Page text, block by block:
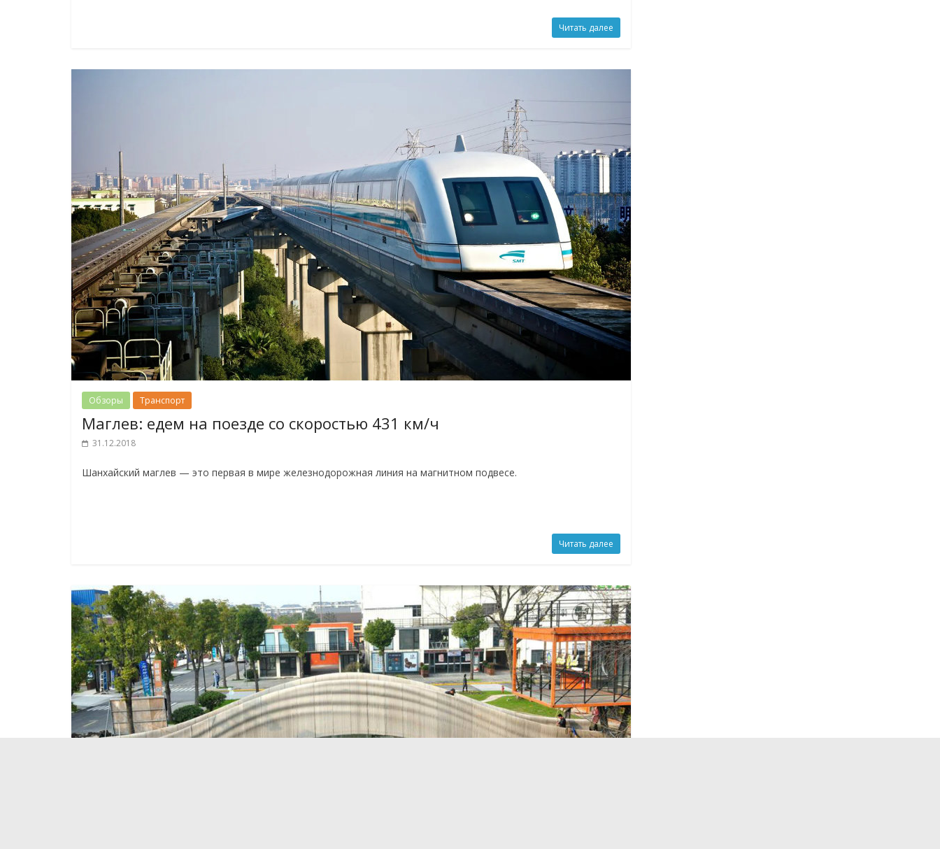
Читать далее
Обзоры Транспорт
Маглев: едем на поезде со скоростью 431 км/ч
31.12.2018
Шанхайский маглев — это первая в мире железнодорожная линия на магнитном подвесе.
Читать далее